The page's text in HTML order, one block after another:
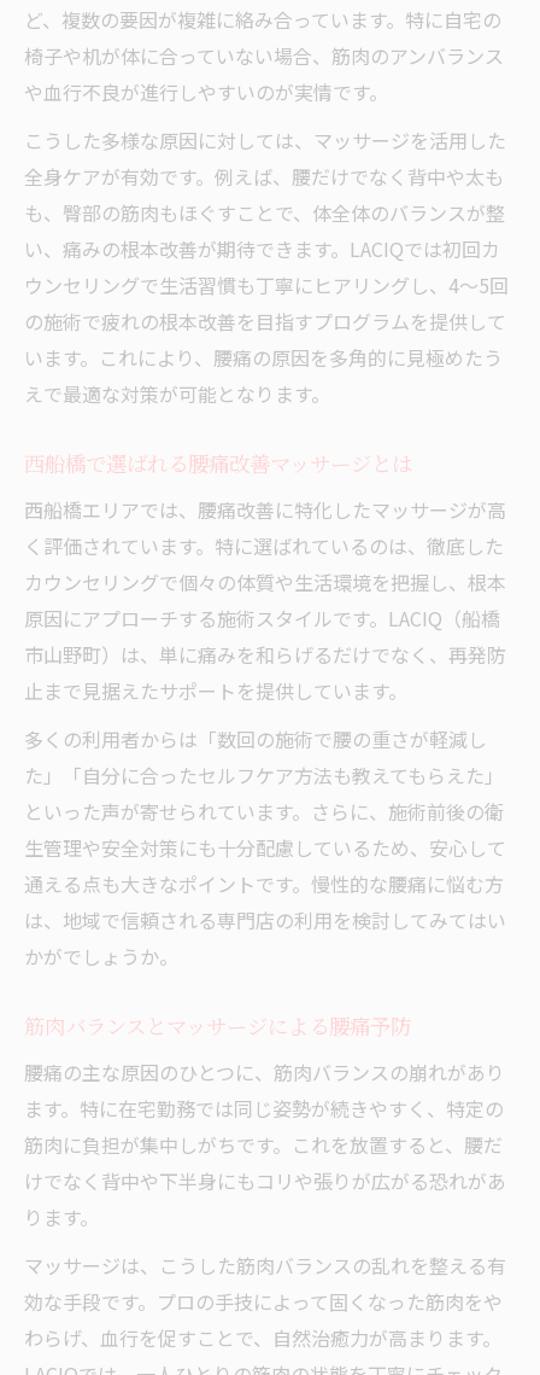
マッサージを活かす腰痛予防の実践的アプロー
チ
腰痛予防はマッサージとストレッチの併用
が効果的
マッサージで腰周りをほぐす具体的な方法
在宅勤務で実践できる腰痛対策マッサージ
法
腰痛再発を防ぐマッサージと生活習慣の見
直し
腰痛予防に役立つ西船橋の整体院アドバイ
ス
長時間座りっぱなしの腰痛に効くマッサー
ジ法
マッサージで血流を促し腰痛を予防するコ
腰痛悪化を防ぐための正しいマッサージ習
マッサージと体勢工夫で腰への負担を最小
限に
西船橋で本気で腰痛改善を目指す方へのヒント
西船橋で信頼されるマッサージ選びの基準
腰痛改善は整体とマッサージの活用が決め
手
法
整体院のカウンセリングが導く腰痛対策法
在宅勤務者におすすめの腰痛マッサージ活
用術
ど、複数の要因が複雑に絡み合っています。特に自宅の
椅子や机が体に合っていない場合、筋肉のアンバランス
や血行不良が進行しやすいのが実情です。
こうした多様な原因に対しては、マッサージを活用した
全身ケアが有効です。例えば、腰だけでなく背中や太も
も、臀部の筋肉もほぐすことで、体全体のバランスが整
い、痛みの根本改善が期待できます。LACIQでは初回カ
ウンセリングで生活習慣も丁寧にヒアリングし、4〜5回
の施術で疲れの根本改善を目指すプログラムを提供して
います。これにより、腰痛の原因を多角的に見極めたう
えで最適な対策が可能となります。
西船橋で選ばれる腰痛改善マッサージとは
西船橋エリアでは、腰痛改善に特化したマッサージが高
く評価されています。特に選ばれているのは、徹底した
カウンセリングで個々の体質や生活環境を把握し、根本
原因にアプローチする施術スタイルです。LACIQ（船橋
市山野町）は、単に痛みを和らげるだけでなく、再発防
止まで見据えたサポートを提供しています。
多くの利用者からは「数回の施術で腰の重さが軽減し
た」「自分に合ったセルフケア方法も教えてもらえた」
といった声が寄せられています。さらに、施術前後の衛
生管理や安全対策にも十分配慮しているため、安心して
通える点も大きなポイントです。慢性的な腰痛に悩む方
は、地域で信頼される専門店の利用を検討してみてはい
かがでしょうか。
筋肉バランスとマッサージによる腰痛予防
腰痛の主な原因のひとつに、筋肉バランスの崩れがあり
ます。特に在宅勤務では同じ姿勢が続きやすく、特定の
筋肉に負担が集中しがちです。これを放置すると、腰だ
けでなく背中や下半身にもコリや張りが広がる恐れがあ
ります。
マッサージは、こうした筋肉バランスの乱れを整える有
効な手段です。プロの手技によって固くなった筋肉をや
わらげ、血行を促すことで、自然治癒力が高まります。